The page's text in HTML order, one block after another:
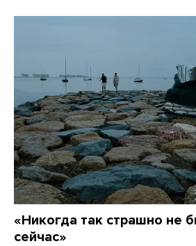
«Никогда так страшно не
сейчас»